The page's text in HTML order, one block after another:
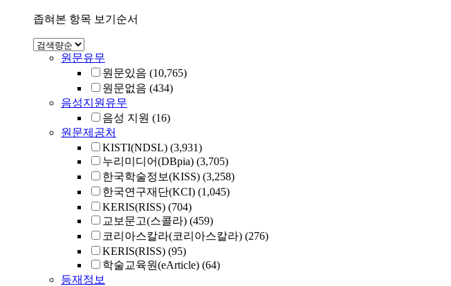
좁혀본 항목 보기순서
원문유무
원문있음 (10,765)
원문없음 (434)
음성지원유무
음성 지원 (16)
원문제공처
KISTI(NDSL) (3,931)
누리미디어(DBpia) (3,705)
한국학술정보(KISS) (3,258)
한국연구재단(KCI) (1,045)
KERIS(RISS) (704)
교보문고(스콜라) (459)
코리아스칼라(코리아스칼라) (276)
KERIS(RISS) (95)
학술교육원(eArticle) (64)
등재정보